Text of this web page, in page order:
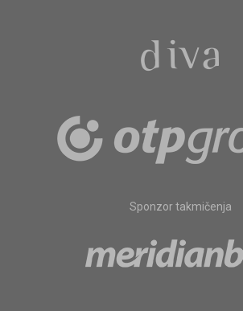
Sponzor takmičenja